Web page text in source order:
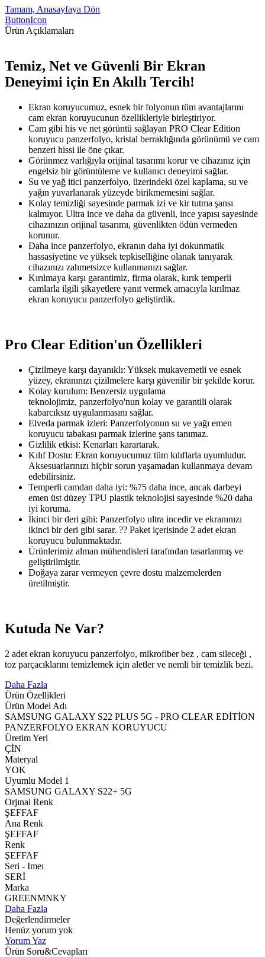
Tamam, Anasayfaya Dön
ButtonIcon
Ürün Açıklamaları
Temiz, Net ve Güvenli Bir Ekran
Deneyimi için En Akıllı Tercih!
Ekran koruyucumuz, esnek bir folyonun tüm avantajlarını
cam ekran koruyucunun özellikleriyle birleştiriyor.
Cam gibi his ve net görüntü sağlayan PRO Clear Edition
koruyucu panzerfolyo, kristal berraklığında görünümü ve cam
benzeri hissi ile öne çıkar.
Görünmez varlığıyla orijinal tasarımı korur ve cihazınız için
engelsiz bir görüntüleme ve kullanıcı deneyimi sağlar.
Su ve yağ itici panzerfolyo, üzerindeki özel kaplama, su ve
yağın yuvarlanarak yüzeyde birikmemesini sağlar.
Kolay temizliği sayesinde parmak izi ve kir tutma şansı
kalmıyor. Ultra ince ve daha da güvenli, ince yapısı sayesinde
cihazınızın orijinal tasarımı, güvenlikten ödün vermeden
korunur.
Daha ince panzerfolyo, ekranın daha iyi dokunmatik
hassasiyetine ve yüksek tepkiselliğine olanak tanıyarak
cihazınızı zahmetsizce kullanmanızı sağlar.
Kırılmaya karşı garantimiz, firma olarak, kırık temperli
camlarla ilgili şikayetlere yanıt vermek amacıyla kırılmaz
ekran koruyucu panzerfolyo geliştirdik.
Pro Clear Edition'un Özellikleri
Çizilmeye karşı dayanıklı: Yüksek mukavemetli ve esnek
yüzey, ekranınızı çizilmelere karşı güvenilir bir şekilde korur.
Kolay kurulum: Benzersiz uygulama
teknolojimiz, panzerfolyo'nun kolay ve garantili olarak
kabarcıksız uygulanmasını sağlar.
Elveda parmak izleri: Panzerfolyonun su ve yağı emen
koruyucu tabakası parmak izlerine şans tanımaz.
Gizlilik etkisi: Kenarları karartarak.
Kılıf Dostu: Ekran koruyucumuz tüm kılıflarla uyumludur.
Aksesuarlarınızı hiçbir sorun yaşamadan kullanmaya devam
edebilirsiniz.
Temperli camdan daha iyi: %75 daha ince, ancak darbeyi
emen üst düzey TPU plastik teknolojisi sayesinde %20 daha
iyi koruma.
İkinci bir deri gibi: Panzerfolyo ultra incedir ve ekranınızı
ikinci bir deri gibi sarar. ?? Paket içerisinde 2 adet ekran
koruyucu bulunmaktadır.
Ürünlerimiz alman mühendisleri tarafından tasarlanmış ve
geliştirilmiştir.
Doğaya zarar vermeyen çevre dostu malzemelerden
üretilmiştir.
Kutuda Ne Var?
2 adet ekran koruyucu panzerfolyo, mikrofiber bez , cam sileceği ,
toz parçacıklarını temizlemek için aletler ve nemli bir temizlik bezi.
Daha Fazla
Ürün Özellikleri
Ürün Model Adı
SAMSUNG GALAXY S22 PLUS 5G - PRO CLEAR EDİTİON
PANZERFOLYO EKRAN KORUYUCU
Üretim Yeri
ÇİN
Materyal
YOK
Uyumlu Model 1
SAMSUNG GALAXY S22+ 5G
Orjınal Renk
ŞEFFAF
Ana Renk
ŞEFFAF
Renk
ŞEFFAF
Seri - Imeı
SERİ
Marka
GREENMNKY
Daha Fazla
Değerlendirmeler
Henüz yorum yok
Yorum Yaz
Ürün Soru&Cevapları